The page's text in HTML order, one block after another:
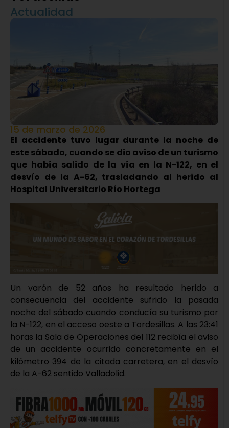
Actualidad
15 de marzo de 2026
El accidente tuvo lugar durante la noche de
este sábado, cuando se dio aviso de un turismo
que había salido de la vía en la N-122, en el
desvío de la A-62, trasladando al herido al
Hospital Universitario Río Hortega
Un varón de 52 años ha resultado herido a
consecuencia del accidente sufrido la pasada
noche del sábado cuando conducía su turismo por
la N-122, en el acceso oeste a Tordesillas. A las 23:41
horas la Sala de Operaciones del 112 recibía el aviso
de un accidente ocurrido concretamente en el
kilómetro 394 de la citada carretera, en el desvío
de la A-62 sentido Valladolid.